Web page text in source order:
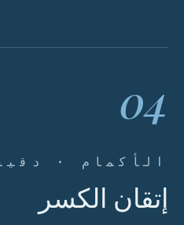
04
الأكمام ·
إتقان الكسر